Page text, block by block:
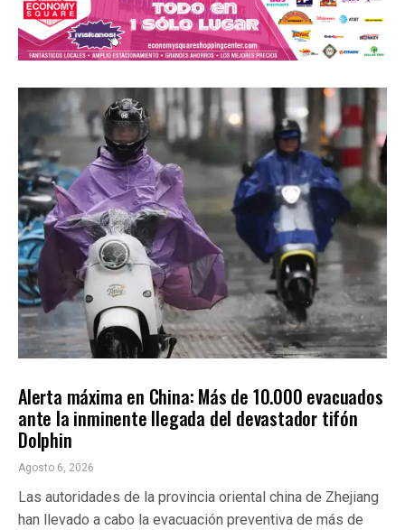
Alerta máxima en China: Más de 10.000 evacuados
ante la inminente llegada del devastador tifón
Dolphin
Agosto 6, 2026
Las autoridades de la provincia oriental china de Zhejiang
han llevado a cabo la evacuación preventiva de más de